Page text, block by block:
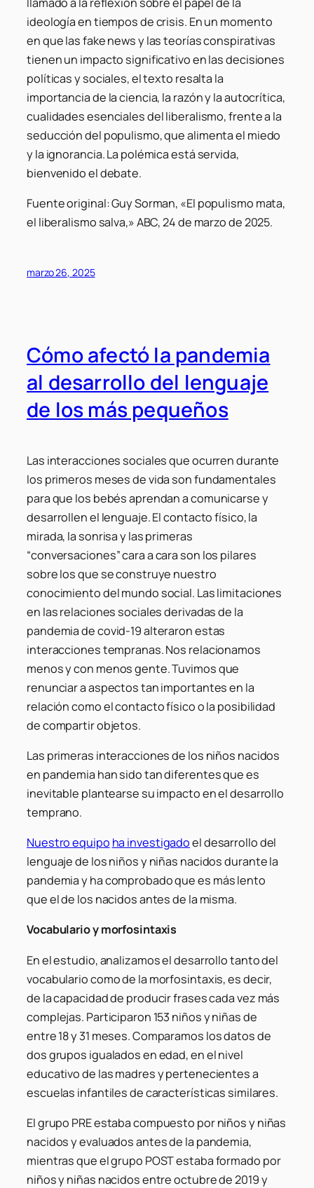
ideología en tiempos de crisis. En un momento
en que las fake news y las teorías conspirativas
tienen un impacto significativo en las decisiones
políticas y sociales, el texto resalta la
importancia de la ciencia, la razón y la autocrítica,
cualidades esenciales del liberalismo, frente a la
seducción del populismo, que alimenta el miedo
y la ignorancia. La polémica está servida,
bienvenido el debate.
Fuente original: Guy Sorman, «El populismo mata,
el liberalismo salva,» ABC, 24 de marzo de 2025.
marzo 26, 2025
Cómo afectó la pandemia
al desarrollo del lenguaje
de los más pequeños
Las interacciones sociales que ocurren durante
los primeros meses de vida son fundamentales
para que los bebés aprendan a comunicarse y
desarrollen el lenguaje. El contacto físico, la
mirada, la sonrisa y las primeras
“conversaciones” cara a cara son los pilares
sobre los que se construye nuestro
conocimiento del mundo social. Las limitaciones
en las relaciones sociales derivadas de la
pandemia de covid-19 alteraron estas
interacciones tempranas. Nos relacionamos
menos y con menos gente. Tuvimos que
renunciar a aspectos tan importantes en la
relación como el contacto físico o la posibilidad
de compartir objetos.
Las primeras interacciones de los niños nacidos
en pandemia han sido tan diferentes que es
inevitable plantearse su impacto en el desarrollo
temprano.
Nuestro equipo ha investigadoel desarrollo del
lenguaje de los niños y niñas nacidos durante la
pandemia y ha comprobado que es más lento
que el de los nacidos antes de la misma.
Vocabulario y morfosintaxis
En el estudio, analizamos el desarrollo tanto del
vocabulario como de la morfosintaxis, es decir,
de la capacidad de producir frases cada vez más
complejas. Participaron 153 niños y niñas de
entre 18 y 31 meses. Comparamos los datos de
dos grupos igualados en edad, en el nivel
educativo de las madres y pertenecientes a
escuelas infantiles de características similares.
El grupo PRE estaba compuesto por niños y niñas
nacidos y evaluados antes de la pandemia,
mientras que el grupo POST estaba formado por
niños y niñas nacidos entre octubre de 2019 y